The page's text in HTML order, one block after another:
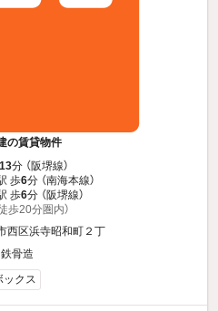
の賃貸物件
13分 （阪堺線）
歩6分 （南海本線）
歩6分 （阪堺線）
歩20分圏内）
西区浜寺昭和町２丁
骨造
ックス